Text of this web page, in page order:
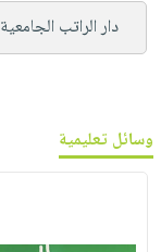
دار الراتب الجامعية
وسائل تعليمية